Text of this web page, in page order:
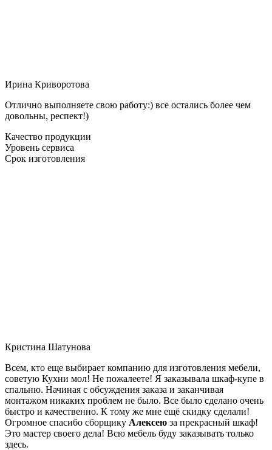
Ирина Криворотова
Отлично выполняете свою работу:) все остались более чем
довольны, респект!)
Качество продукции
Уровень сервиса
Срок изготовления
Кристина Шатунова
Всем, кто еще выбирает компанию для изготовления мебели,
советую Кухни мол! Не пожалеете! Я заказывала шкаф-купе в
спальню. Начиная с обсуждения заказа и заканчивая
монтажом никаких проблем не было. Все было сделано очень
быстро и качественно. К тому же мне ещё скидку сделали!
Огромное спасибо сборщику Алексею за прекрасный шкаф!
Это мастер своего дела! Всю мебель буду заказывать только
здесь.